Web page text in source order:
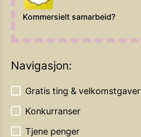
Kommersielt samarbeid?
Navigasjon:
Gratis ting & velkomstgaver
Konkurranser
Tjene penger